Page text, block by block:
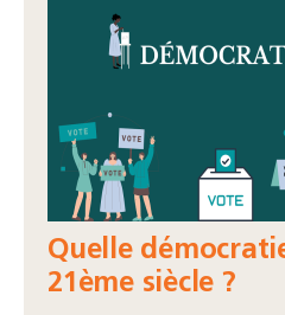
Quelle
21ème siècle ?